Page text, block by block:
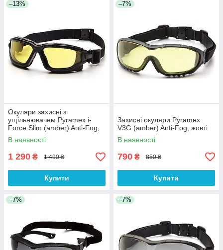
–13%
Окуляри захисні з
ущільнювачем Pyramex i-
Force Slim (amber) Anti-Fog,
жовті
В наявності
1 290 ₴ 1 490 ₴
Купити
–7%
Захисні окуляри Pyramex
V3G (amber) Anti-Fog, жовті
В наявності
790 ₴ 850 ₴
Купити
–7% –7%